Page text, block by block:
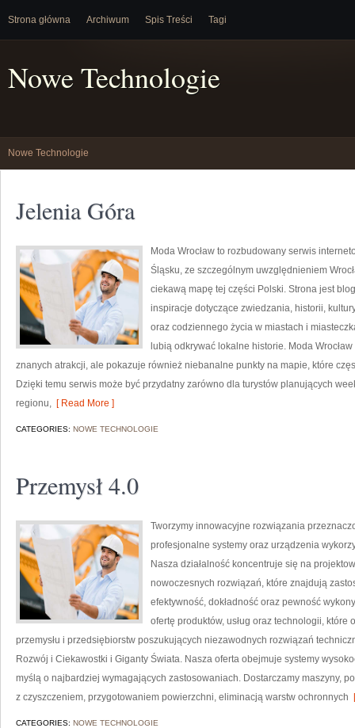
Strona główna Archiwum Spis Treści Tagi
Nowe Technologie
Nowe Technologie
Jelenia Góra
Moda Wrocław to rozbudowany serwis
Śląsku, ze szczególnym uwzględnieniem
ciekawą mapę tej części Polski. Strona jest
inspiracje dotyczące zwiedzania, historii,
oraz codziennego życia w miastach i
lubią odkrywać lokalne historie. Moda
znanych atrakcji, ale pokazuje również niebanalne punkty na mapie, które
Dzięki temu serwis może być przydatny zarówno dla turystów planujących
regionu, [ Read More ]
CATEGORIES: NOWE TECHNOLOGIE
Przemysł 4.0
Tworzymy innowacyjne rozwiązania
profesjonalne systemy oraz urządzenia
Nasza działalność koncentruje się na
nowoczesnych rozwiązań, które znajdują
efektywność, dokładność oraz pewność
ofertę produktów, usług oraz technologii,
przemysłu i przedsiębiorstw poszukujących niezawodnych rozwiązań
Rozwój i Ciekawostki i Giganty Świata. Nasza oferta obejmuje systemy
myślą o najbardziej wymagających zastosowaniach. Dostarczamy maszyny,
z czyszczeniem, przygotowaniem powierzchni, eliminacją warstw ochronnych
CATEGORIES: NOWE TECHNOLOGIE